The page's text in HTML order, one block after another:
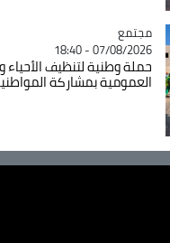
Catégorie
مجتمع
07/08/2026 - 18:40
حملة وطنية لتنظيف الأحياء
العمومية بمشاركة